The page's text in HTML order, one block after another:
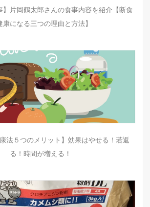
】片岡鶴太郎さんの食事内容を紹介【断食
康になる三つの理由と方法】
法５つのメリット】効果はやせる！若返
る！時間が増える！